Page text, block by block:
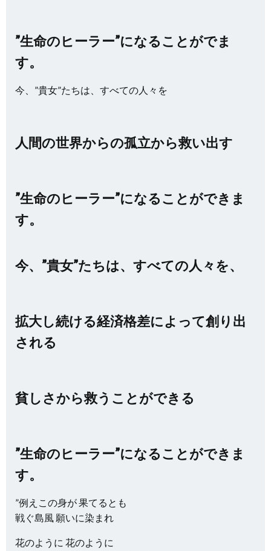
”生命のヒーラー”になることがでま
す。
今、”貴女”たちは、すべての人々を
人間の世界からの孤立から救い出す
”生命のヒーラー”になることができま
す。
今、”貴女”たちは、すべての人々を、
拡大し続ける経済格差によって創り出
される
貧しさから救うことができる
”生命のヒーラー”になることができま
す。
”例えこの身が 果てるとも
戦ぐ島風 願いに染まれ
花のように 花のように